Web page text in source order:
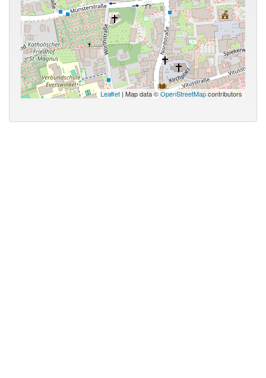
Leaflet | Map data ©OpenStreetMapcontributors